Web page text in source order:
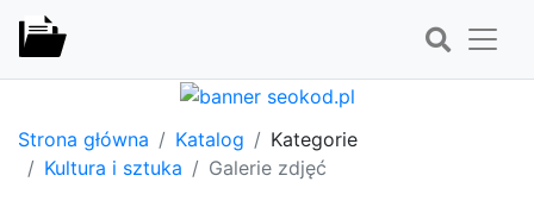
Strona główna Katalog
Kategorie
Kultura i sztuka
Galerie zdjęć